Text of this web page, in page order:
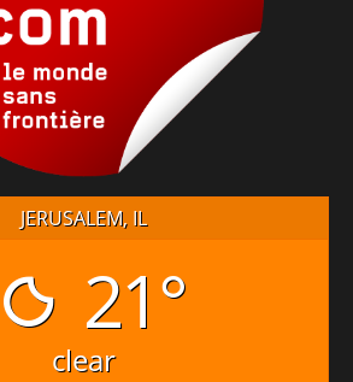
JERUSALEM, IL
21°
clear